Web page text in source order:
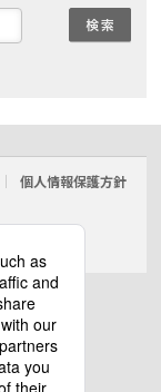
個人情報保護方針